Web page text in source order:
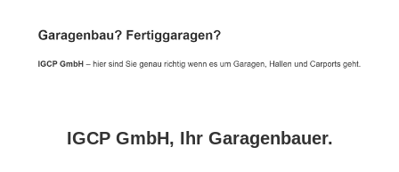
IGCP GmbH, Ihr Garagenbauer.